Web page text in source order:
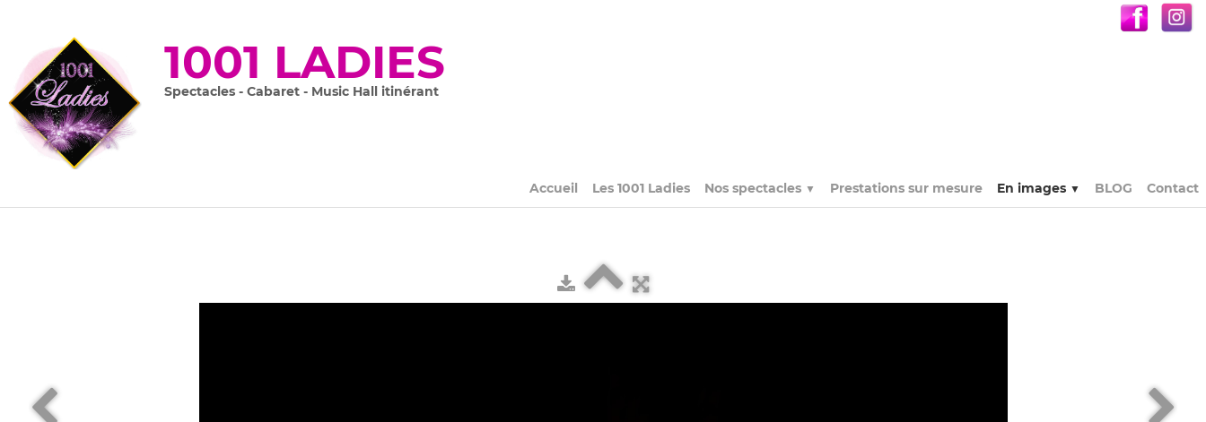
1001 LADIES
Spectacles - Cabaret - Music Hall itinérant
Accueil Les 1001 Ladies Nos spectacles ▼ Prestations sur mesure En images ▼ BLOG Contact